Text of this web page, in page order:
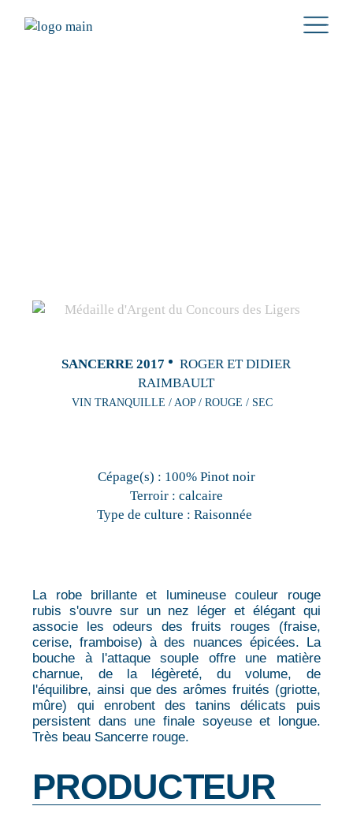
SANCERRE 2017
ROGER ET DIDIER
RAIMBAULT
VIN TRANQUILLE / AOP / ROUGE / SEC
Cépage(s) : 100% Pinot noir
Terroir : calcaire
Type de culture : Raisonnée
La robe brillante et lumineuse couleur rouge
rubis s'ouvre sur un nez léger et élégant qui
associe les odeurs des fruits rouges (fraise,
cerise, framboise) à des nuances épicées. La
bouche à l'attaque souple offre une matière
charnue, de la légèreté, du volume, de
l'équilibre, ainsi que des arômes fruités (griotte,
mûre) qui enrobent des tanins délicats puis
persistent dans une finale soyeuse et longue.
Très beau Sancerre rouge.
PRODUCTEUR